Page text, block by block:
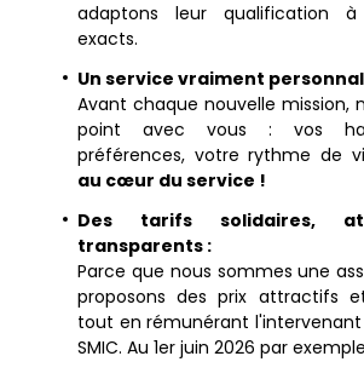
adaptons leur qualification
exacts.
Un service vraiment
Avant chaque nouvelle mission,
point avec vous : vos
préférences, votre rythme de
au cœur du service !
Des tarifs solidaires,
transparents :
Parce que nous sommes une
proposons des prix attractifs
tout en rémunérant
SMIC. Au 1er juin 2026 par